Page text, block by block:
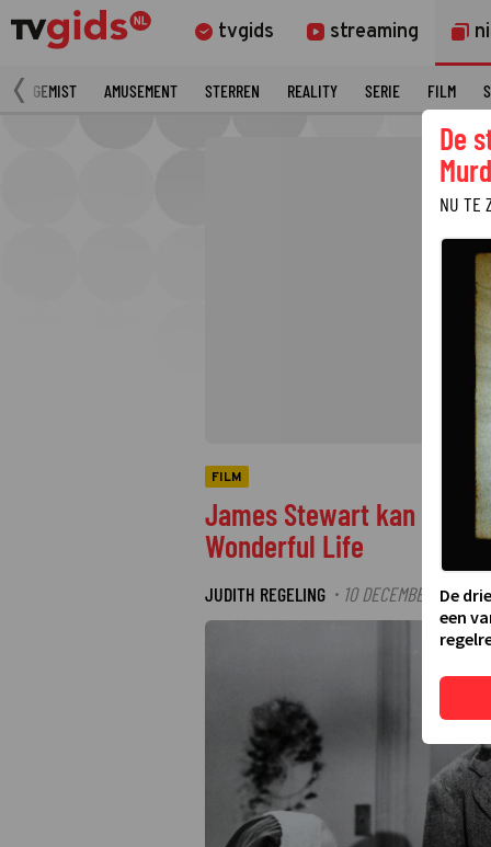
tvgids streaming
GEMIST AMUSEMENT STERREN REALITY SERIE FILM
FILM
James Stewart kan wel
Wonderful Life
JUDITH REGELING · 10 DECEMBER 2025
De
NU TE
De
een